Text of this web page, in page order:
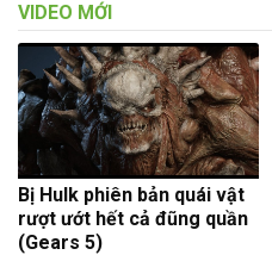
VIDEO MỚI
Bị Hulk phiên bản quái vật
rượt ướt hết cả đũng quần
(Gears 5)